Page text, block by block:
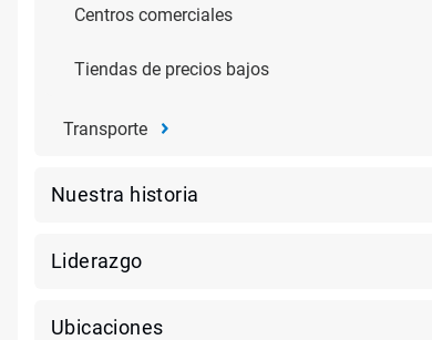
Centros comerciales
Tiendas de precios bajos
Transporte
Nuestra historia
Liderazgo
Ubicaciones